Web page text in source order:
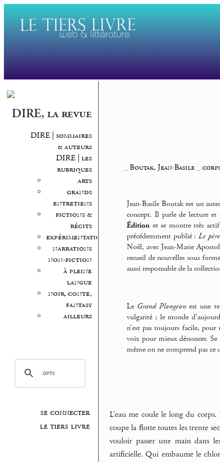
DIRE, la revue
DIRE | sommaires
& auteurs
DIRE | les
rubriques
arts
grands
entretiens
fictions &
récits
expérimentation
narrations
non-fiction
à pleine
langue
noir, conte,
fantasy
ailleurs
se connecter
le tiers livre
Boutak, Jean-Basile_
Jean-Basile Boutak est un
concept. Il parle de lecture
Édition et se montre très
précédemment publié :Le
Noël, avec Jean-Marie
recueil de nouvelles sous
aussi responsable de la
Le Grand Plongeon est une
vulgarité ; le monde
n’est pas toujours facile,
voix pour mieux dénoncer. Se
même on ne comprend pas ce
L’eau me coule le long du
coupe la flotte toutes les trente
vouloir passer une main dans
artificielle. Qui embaume le